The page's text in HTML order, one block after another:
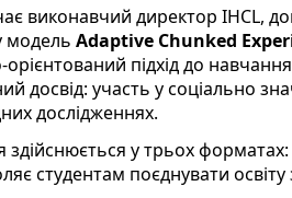
виконавчий директор IHCL,
модель Adaptive Chunked
підхід до
досвід: участь у соціально
дослідженнях.
здійснюється у трьох форматах:
студентам поєднувати